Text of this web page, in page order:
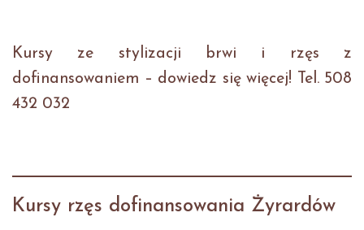
Kursy ze stylizacji brwi i rzęs z
dofinansowaniem – dowiedz się więcej! Tel. 508
432 032
Kursy rzęs dofinansowania Żyrardów